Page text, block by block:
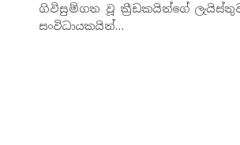
ගිවිසුම්ගත වූ ක්‍රීඩකයින්ගේ
සංවිධායකයින්…